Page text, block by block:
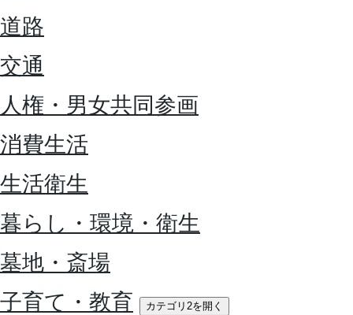
道路
交通
人権・男女共同参画
消費生活
生活衛生
暮らし・環境・衛生
墓地・斎場
子育て・教育
カテゴリ2を開く